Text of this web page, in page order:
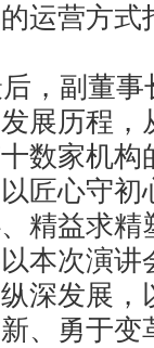
运营方式
，副董事
展历程，
数家机构
匠心守初
精益求精
本次演
深发展
、勇于变